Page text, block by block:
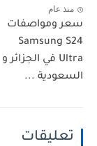
منذ عام
سعر ومواصفات
Samsung S24
Ultra في الجزائر و
السعودية ...
تعليقات